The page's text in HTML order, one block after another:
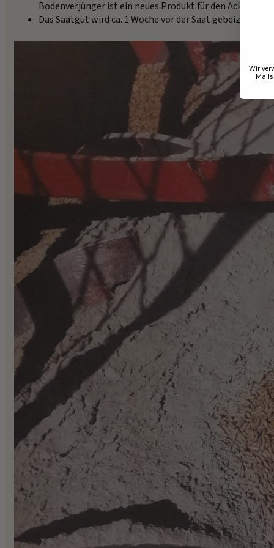
Bodenverjünger ist ein neues Produkt für den
Das Saatgut wird ca. 1 Woche vor der Saat gebeizt um
Wir